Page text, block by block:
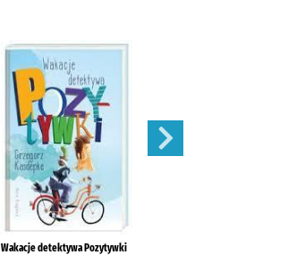
Wakacje detektywa Pozytywki